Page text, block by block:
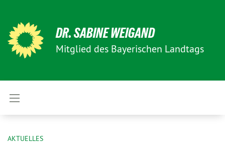
DR. SABINE WEIGAND
Mitglied des Bayerischen Landtags
AKTUELLES